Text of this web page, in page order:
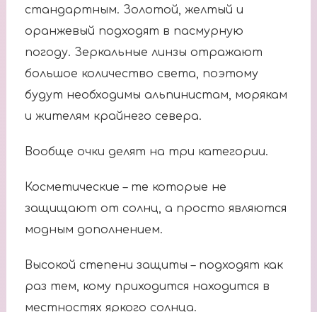
стандартным. Золотой, желтый и
оранжевый подходят в пасмурную
погоду. Зеркальные линзы отражают
большое количество света, поэтому
будут необходимы альпинистам, морякам
и жителям крайнего севера.
Вообще очки делят на три категории.
Косметические – те которые не
защищают от солнц, а просто являются
модным дополнением.
Высокой степени защиты – подходят как
раз тем, кому приходится находится в
местностях яркого солнца.